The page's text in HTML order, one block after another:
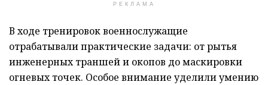
РЕКЛАМА
В ходе тренировок военнослужащие
отрабатывали практические задачи: от рытья
инженерных траншей и окопов до маскировки
огневых точек. Особое внимание уделили умению